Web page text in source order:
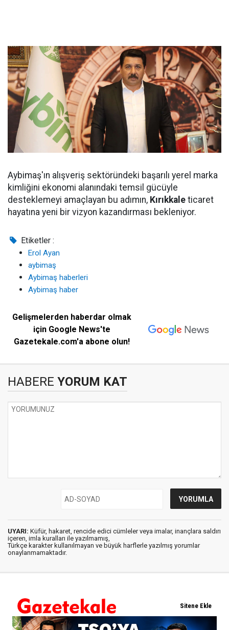
Aybimaş'ın alışveriş sektöründeki başarılı yerel marka
kimliğini ekonomi alanındaki temsil gücüyle
desteklemeyi amaçlayan bu adımın, Kırıkkale ticaret
hayatına yeni bir vizyon kazandırması bekleniyor.
Etiketler :
Erol Ayan
aybimaş
Aybimaş haberleri
Aybimaş haber
Gelişmelerden haberdar olmak
için Google News'te
Gazetekale.com'a abone olun!
HABERE YORUM KAT
UYARI: Küfür, hakaret, rencide edici cümleler veya imalar, inançlara saldırı
içeren, imla kuralları ile yazılmamış,
Türkçe karakter kullanılmayan ve büyük harflerle yazılmış yorumlar
onaylanmamaktadır.